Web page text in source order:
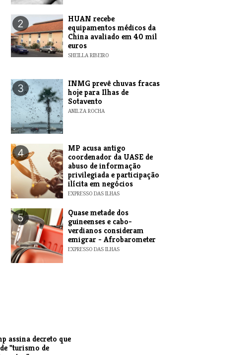
2
HUAN recebe
equipamentos médicos da
China avaliado em 40 mil
euros
SHEILLA RIBEIRO
3
INMG prevê chuvas fracas
hoje para Ilhas de
Sotavento
ANILZA ROCHA
4
MP acusa antigo
coordenador da UASE de
abuso de informação
privilegiada e participação
ilícita em negócios
EXPRESSO DAS ILHAS
5
Quase metade dos
guineenses e cabo-
verdianos consideram
emigrar - Afrobarometer
EXPRESSO DAS ILHAS
assina decreto que
"turismo de